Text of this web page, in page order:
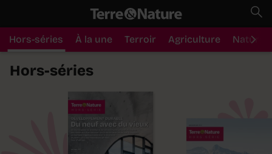
Hors-séries À la une Terroir Agriculture Nature
Hors-séries